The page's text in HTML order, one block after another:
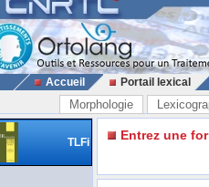
Accueil Portail lexical
Morphologie
TLFi Entrez une